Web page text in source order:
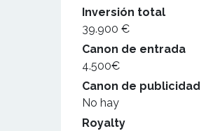
Inversión total
39.900 €
Canon de entrada
4.500€
Canon de publicidad
No hay
Royalty